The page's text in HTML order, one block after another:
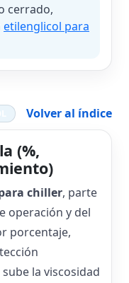
cerrado,
etilenglicol para
Volver al índice
(%,
chiller, parte
operación y del
porcentaje,
la viscosidad